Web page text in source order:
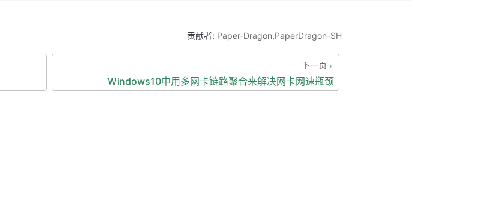
贡献者: Paper-Dragon,PaperDragon-SH
下一页
Windows10中用多网卡链路聚合来解决网卡网速瓶颈